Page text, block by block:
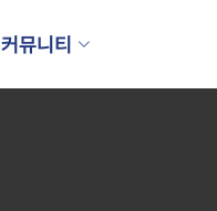
커뮤니티